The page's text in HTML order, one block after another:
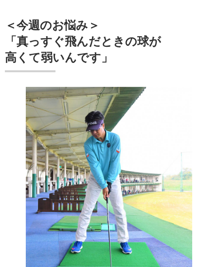
＜今週のお悩み＞
「真っすぐ飛んだときの球が
高くて弱いんです」